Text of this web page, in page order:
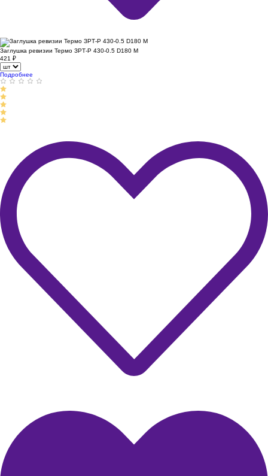
Заглушка ревизии Термо ЗРТ-Р 430-0.5 D180 М
421 ₽
Подробнее